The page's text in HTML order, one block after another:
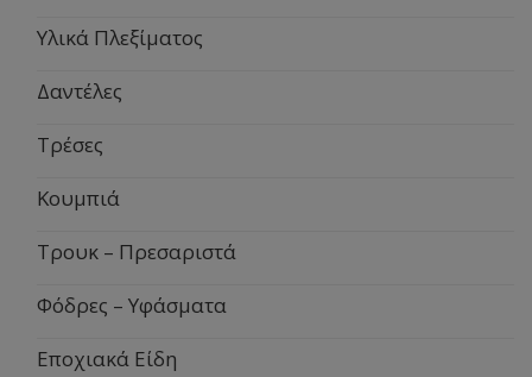
Υλικά Πλεξίματος
Δαντέλες
Τρέσες
Κουμπιά
Τρουκ – Πρεσαριστά
Φόδρες – Υφάσματα
Εποχιακά Είδη